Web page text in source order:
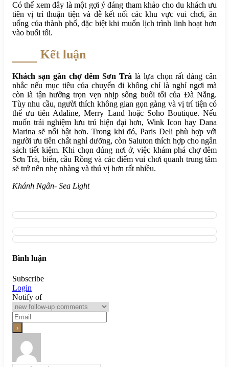
Có thể xem đây là một gợi ý đáng tham khảo cho du khách ưu
tiên vị trí thuận tiện và dễ kết nối các khu vực vui chơi, ăn
uống của thành phố, đặc biệt khi muốn lịch trình linh hoạt hơn
vào buổi tối.
Kết luận
Khách sạn gần chợ đêm Sơn Trà là lựa chọn rất đáng cân
nhắc nếu mục tiêu của chuyến đi không chỉ là nghỉ ngơi mà
còn là tận hưởng trọn vẹn nhịp sống buổi tối của Đà Nẵng.
Tùy nhu cầu, người thích không gian gọn gàng và vị trí tiện có
thể ưu tiên Adaline, Merry Land hoặc Soho Boutique. Nếu
muốn trải nghiệm lưu trú hiện đại hơn, Wink Icon hay Dana
Marina sẽ nổi bật hơn. Trong khi đó, Paris Deli phù hợp với
người ưu tiên chất nghỉ dưỡng, còn Saluton thích hợp cho ngân
sách tiết kiệm. Khi chọn đúng nơi ở, việc khám phá chợ đêm
Sơn Trà, biển, cầu Rồng và các điểm vui chơi quanh trung tâm
sẽ trở nên nhẹ nhàng và thú vị hơn rất nhiều.
Khánh Ngân- Sea Light
Bình luận
Subscribe
Login
Notify of